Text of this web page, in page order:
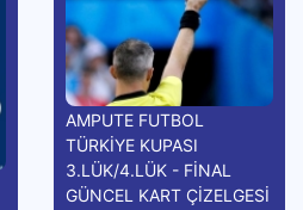
AMPUTE FUTBOL
TÜRKİYE KUPASI
3.LÜK/4.LÜK - FİNAL
GÜNCEL KART ÇİZELGESİ